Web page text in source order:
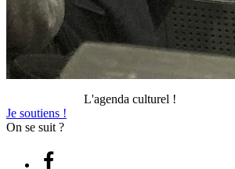
L'agenda culturel !
Je soutiens !
On se suit ?